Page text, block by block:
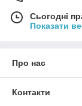
Сьогодні
Показати
Про нас
Контакти